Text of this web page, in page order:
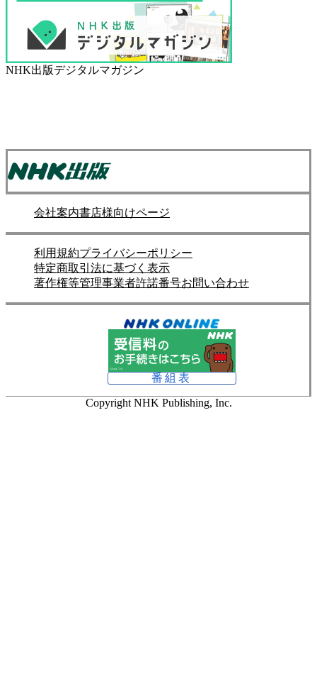
NHK出版デジタルマガジン
会社案内書店様向けページ
利用規約プライバシーポリシー
特定商取引法に基づく表示
著作権等管理事業者許諾番号お問い合わせ
番組表
Copyright NHK Publishing, Inc.